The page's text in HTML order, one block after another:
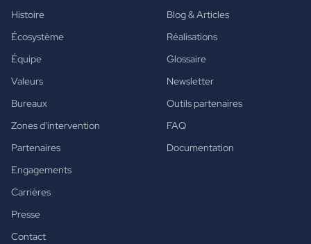
Histoire
Écosystème
Équipe
Valeurs
Bureaux
Zones d'intervention
Partenaires
Engagements
Carrières
Presse
Contact
Blog & Articles
Réalisations
Glossaire
Newsletter
Outils partenaires
FAQ
Documentation